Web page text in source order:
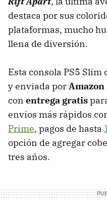
destaca por sus
plataformas, mucho
llena de diversión.
Esta consola PS5 Slim
y enviada por
con entrega gratis
envíos más rápidos
Prime, pagos de hasta
opción de agregar
tres años.